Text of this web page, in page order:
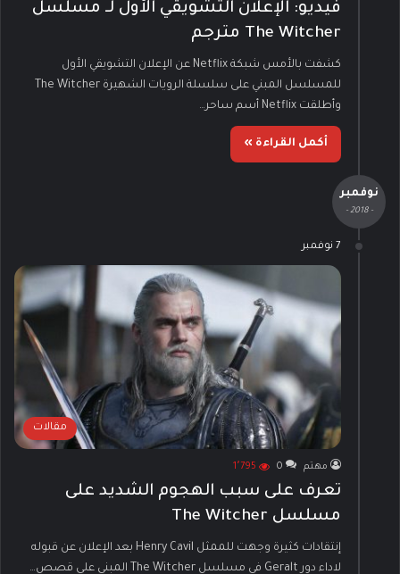
فيديو: الإعلان التشويقي الأول لـ مسلسل
The Witcher مترجم
كشفت بالأمس شبكة Netflix عن الإعلان التشويقي الأول
للمسلسل المبني على سلسلة الرويات الشهيرة The Witcher
وأطلقت Netflix أسم ساحر…
أكمل القراءة »
نوفمبر
- 2018 -
7 نوفمبر
مقالات
مهتم 0 1٬795
تعرف على سبب الهجوم الشديد على
مسلسل The Witcher
إنتقادات كثيرة وجهت للممثل Henry Cavil بعد الإعلان عن قبوله
لاداء دور Geralt في مسلسل The Witcher المبني على قصص…